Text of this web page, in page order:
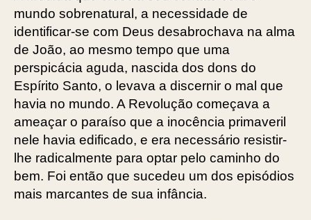
mundo sobrenatural, a necessidade de
identificar-se com Deus desabrochava na alma
de João, ao mesmo tempo que uma
perspicácia aguda, nascida dos dons do
Espírito Santo, o levava a discernir o mal que
havia no mundo. A Revolução começava a
ameaçar o paraíso que a inocência primaveril
nele havia edificado, e era necessário resistir-
lhe radicalmente para optar pelo caminho do
bem. Foi então que sucedeu um dos episódios
mais marcantes de sua infância.